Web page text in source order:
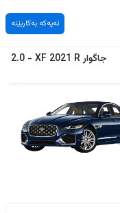
ئەپەکە بەکاربێنە
جاگوار XF 2021 R
-
2.0